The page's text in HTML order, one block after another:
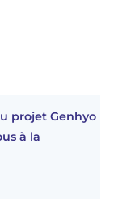
projet Genhyo
à la